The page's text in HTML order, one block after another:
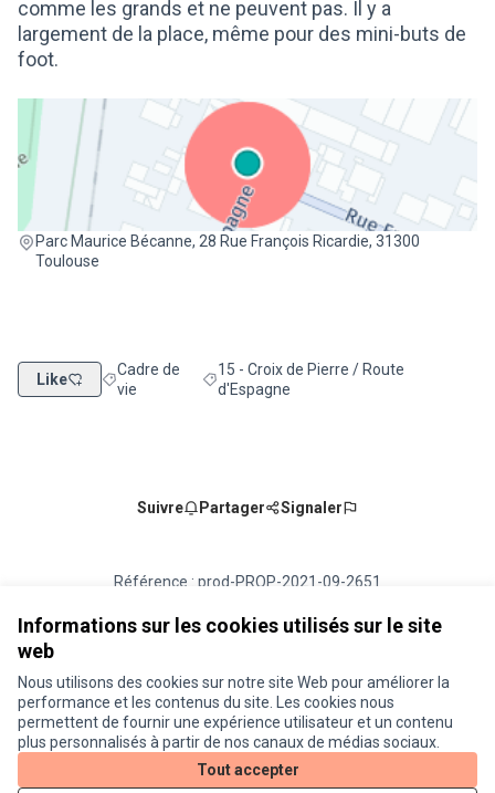
Informations sur les cookies utilisés sur le site
web
Nous utilisons des cookies sur notre site Web pour améliorer la
performance et les contenus du site. Les cookies nous
permettent de fournir une expérience utilisateur et un contenu
plus personnalisés à partir de nos canaux de médias sociaux.
Tout accepter
comme les grands et ne peuvent pas. Il y a
largement de la place, même pour des mini-buts de
foot.
Parc Maurice Bécanne, 28 Rue François Ricardie, 31300
Toulouse
(Lien externe)
Like Filtrer les résultats de la catégorie : Cadre de vie
Cadre de
vie
Filtrer les résultats pour le secteur : 15 -
15 - Croix de Pierre / Route
d'Espagne
Suivre Partager Signaler
Référence : prod-PROP-2021-09-2651
Vérifiez l'empreinte numérique
Conditions d'utilisation
Paramètres des cookies
Je participe ! sur X
(Lien externe)
Je participe ! sur Facebook
Je participe ! sur Instagram